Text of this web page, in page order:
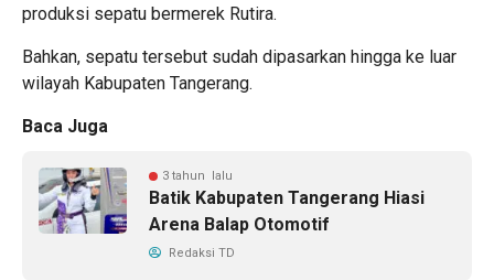
produksi sepatu bermerek Rutira.
Bahkan, sepatu tersebut sudah dipasarkan hingga ke luar
wilayah Kabupaten Tangerang.
Baca Juga
3 tahun lalu
Batik Kabupaten Tangerang Hiasi
Arena Balap Otomotif
Redaksi TD